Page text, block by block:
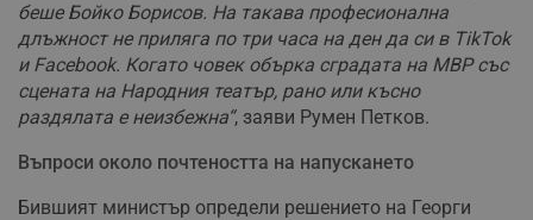
беше Бойко Борисов. На такава професионална
длъжност не приляга по три часа на ден да си в TikTok
и Facebook. Когато човек обърка сградата на МВР със
сцената на Народния театър, рано или късно
раздялата е неизбежна“, заяви Румен Петков.
Въпроси около почтеността на напускането
Бившият министър определи решението на Георги